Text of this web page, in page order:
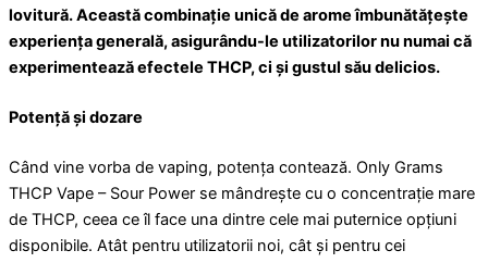
lovitură. Această combinație unică de arome îmbunătățește
experiența generală, asigurându-le utilizatorilor nu numai că
experimentează efectele THCP, ci și gustul său delicios.
Potență și dozare
Când vine vorba de vaping, potența contează. Only Grams
THCP Vape – Sour Power se mândrește cu o concentrație mare
de THCP, ceea ce îl face una dintre cele mai puternice opțiuni
disponibile. Atât pentru utilizatorii noi, cât și pentru cei